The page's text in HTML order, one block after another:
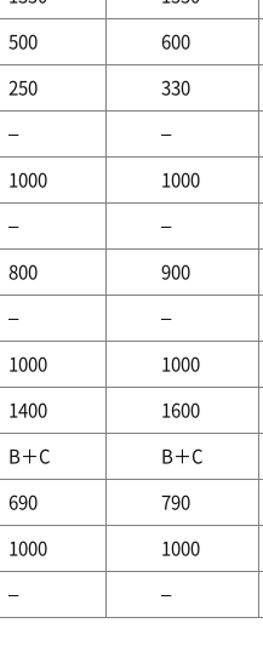
500 600
250 330
– –
1000 1000
– –
800 900
– –
1000 1000
1400 1600
B＋C B＋C
690 790
1000 1000
– –